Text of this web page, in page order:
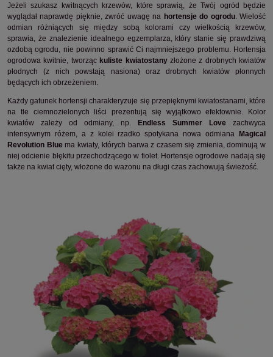
Jeżeli szukasz kwitnących krzewów, które sprawią, że Twój ogród będzie
wyglądał naprawdę pięknie, zwróć uwagę na hortensje do ogrodu. Wielość
odmian różniących się między sobą kolorami czy wielkością krzewów,
sprawia, że znalezienie idealnego egzemplarza, który stanie się prawdziwą
ozdobą ogrodu, nie powinno sprawić Ci najmniejszego problemu. Hortensja
ogrodowa kwitnie, tworząc kuliste kwiatostanyzłożone z drobnych kwiatów
płodnych (z nich powstają nasiona) oraz drobnych kwiatów płonnych
będących ich obrzeżeniem.
Każdy gatunek hortensji charakteryzuje się przepięknymi kwiatostanami, które
na tle ciemnozielonych liści prezentują się wyjątkowo efektownie. Kolor
kwiatów zależy od odmiany, np. Endless Summer Love zachwyca
intensywnym różem, a z kolei rzadko spotykana nowa odmiana Magical
Revolution Bluema kwiaty, których barwa z czasem się zmienia, dominują w
niej odcienie błękitu przechodzącego w fiolet. Hortensje ogrodowe nadają się
także na kwiat cięty, włożone do wazonu na długi czas zachowują świeżość.